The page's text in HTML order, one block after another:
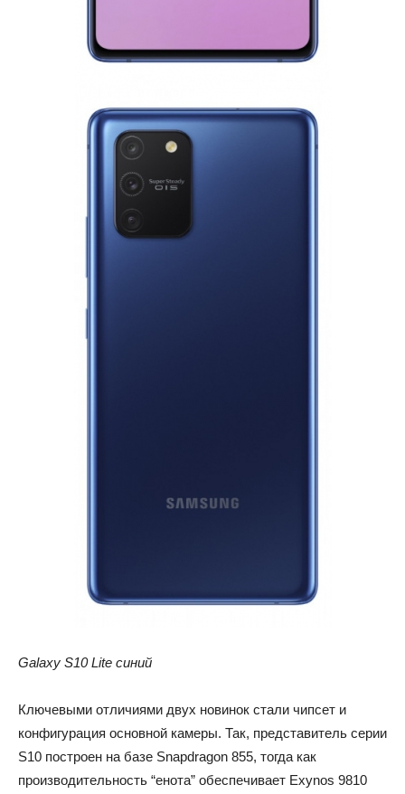
Galaxy S10 Lite синий
Ключевыми отличиями двух новинок стали чипсет и
конфигурация основной камеры. Так, представитель серии
S10 построен на базе Snapdragon 855, тогда как
производительность “енота” обеспечивает Exynos 9810